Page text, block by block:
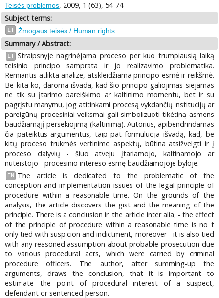
Teisės problemos, 2009, 1 (63), 54-74
Subject terms:
LT Žmogaus teisės / Human rights.
Summary / Abstract:
LT Straipsnyje nagrinėjama proceso per kuo trumpiausią laiką
teisinio principo samprata ir jo realizavimo problematika.
Remiantis atlikta analize, atskleidžiama principo esmė ir reikšmė.
Be kita ko, daroma išvada, kad šio principo galiojimas siejamas
ne tik su įtarimo pareiškimo ar kaltinimo momentu, bet ir su
pagrįstu manymu, jog atitinkami procesą vykdančių institucijų ar
pareigūnų procesiniai veiksmai gali simbolizuoti tikėtiną asmens
baudžiamąjį persekiojimą (kaltinimą). Autorius, apibendrindamas
čia pateiktus argumentus, taip pat formuluoja išvadą, kad, be
kitų proceso trukmės vertinimo aspektų, būtina atsižvelgti ir į
proceso dalyvių - šiuo atveju įtariamojo, kaltinamojo ar
nuteistojo - procesinio intereso esmę baudžiamojoje byloje.
EN
The article is dedicated to the problematic of the
conception and implementation issues of the legal principle of
procedure within a reasonable time. On the grounds of the
analysis, the article discovers the gist and the meaning of the
principle. There is a conclusion in the article inter alia, - the effect
of the principle of procedure within a reasonable time is no t
only tied with suspicion and indictment, moreover - it is also tied
with any reasoned assumption about probable prosecution due
to various procedural acts, which were carried by criminal
procedure officers. The author, after summing-up the
arguments, draws the conclusion, that it is important to
estimate the point of procedural interest of a suspect,
defendant or sentenced person.